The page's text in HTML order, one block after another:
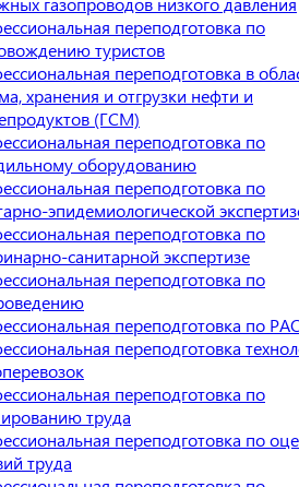
переподготовка по
туристов
переподготовка в
хранения и отгрузки нефти и
(ГСМ)
переподготовка по
оборудованию
переподготовка по
эпидемиологической
переподготовка по
санитарной экспертизе
переподготовка по
переподготовка по
переподготовка
переподготовка по
труда
переподготовка по
труда